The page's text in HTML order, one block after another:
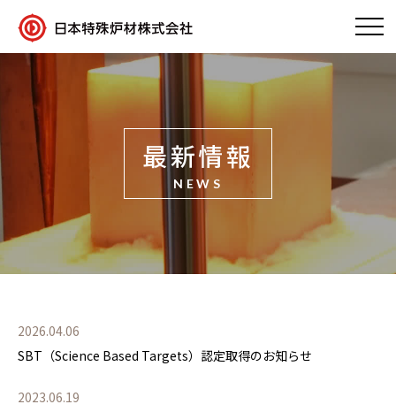
最新情報
NEWS
2026.04.06
SBT（Science Based Targets）認定取得のお知らせ
2023.06.19